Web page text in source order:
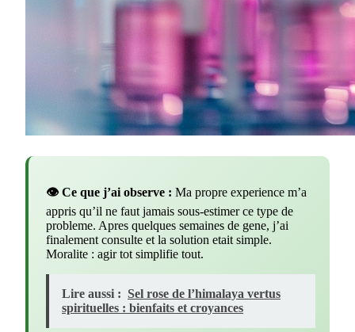
👁️ Ce que j’ai observe : Ma propre experience m’a
appris qu’il ne faut jamais sous-estimer ce type de
probleme. Apres quelques semaines de gene, j’ai
finalement consulte et la solution etait simple.
Moralite : agir tot simplifie tout.
Lire aussi : Sel rose de l’himalaya vertus
spirituelles : bienfaits et croyances